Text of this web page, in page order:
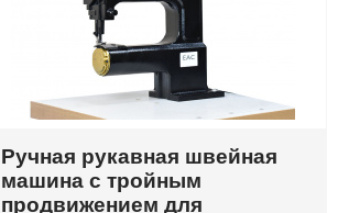
Ручная рукавная швейная
машина с тройным
продвижением для